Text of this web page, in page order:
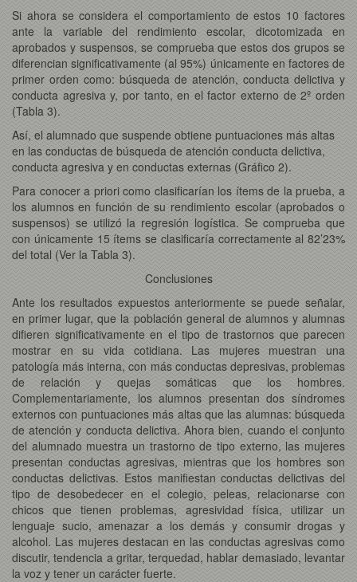
Si ahora se considera el comportamiento de estos 10 factores
ante la variable del rendimiento escolar, dicotomizada en
aprobados y suspensos, se comprueba que estos dos grupos se
diferencian significativamente (al 95%) únicamente en factores de
primer orden como: búsqueda de atención, conducta delictiva y
conducta agresiva y, por tanto, en el factor externo de 2º orden
(Tabla 3).
Así, el alumnado que suspende obtiene puntuaciones más altas
en las conductas de búsqueda de atención conducta delictiva,
conducta agresiva y en conductas externas (Gráfico 2).
Para conocer a priori como clasificarían los ítems de la prueba, a
los alumnos en función de su rendimiento escolar (aprobados o
suspensos) se utilizó la regresión logística. Se comprueba que
con únicamente 15 ítems se clasificaría correctamente al 82’23%
del total (Ver la Tabla 3).
Conclusiones
Ante los resultados expuestos anteriormente se puede señalar,
en primer lugar, que la población general de alumnos y alumnas
difieren significativamente en el tipo de trastornos que parecen
mostrar en su vida cotidiana. Las mujeres muestran una
patología más interna, con más conductas depresivas, problemas
de relación y quejas somáticas que los hombres.
Complementariamente, los alumnos presentan dos síndromes
externos con puntuaciones más altas que las alumnas: búsqueda
de atención y conducta delictiva. Ahora bien, cuando el conjunto
del alumnado muestra un trastorno de tipo externo, las mujeres
presentan conductas agresivas, mientras que los hombres son
conductas delictivas. Estos manifiestan conductas delictivas del
tipo de desobedecer en el colegio, peleas, relacionarse con
chicos que tienen problemas, agresividad física, utilizar un
lenguaje sucio, amenazar a los demás y consumir drogas y
alcohol. Las mujeres destacan en las conductas agresivas como
discutir, tendencia a gritar, terquedad, hablar demasiado, levantar
la voz y tener un carácter fuerte.